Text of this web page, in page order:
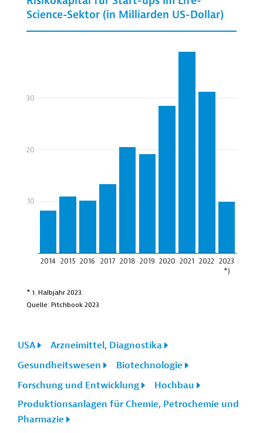
USA
Arzneimittel, Diagnostika
Gesundheitswesen
Biotechnologie
Forschung und Entwicklung
Hochbau
Produktionsanlagen für Chemie, Petrochemie und
Pharmazie